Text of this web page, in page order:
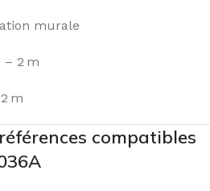
murale
– 2 m
m
compatibles